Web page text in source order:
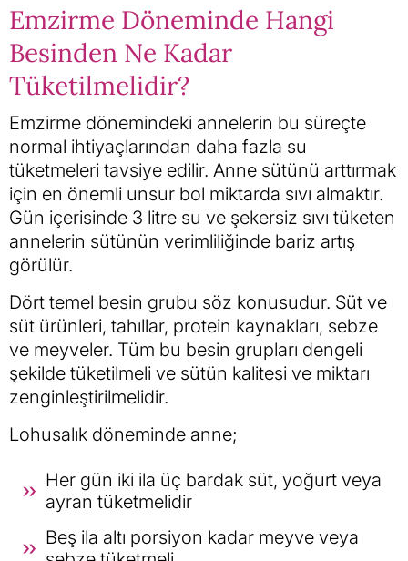
Emzirme Döneminde Hangi
Besinden Ne Kadar
Tüketilmelidir?
Emzirme dönemindeki annelerin bu süreçte
normal ihtiyaçlarından daha fazla su
tüketmeleri tavsiye edilir. Anne sütünü arttırmak
için en önemli unsur bol miktarda sıvı almaktır.
Gün içerisinde 3 litre su ve şekersiz sıvı tüketen
annelerin sütünün verimliliğinde bariz artış
görülür.
Dört temel besin grubu söz konusudur. Süt ve
süt ürünleri, tahıllar, protein kaynakları, sebze
ve meyveler. Tüm bu besin grupları dengeli
şekilde tüketilmeli ve sütün kalitesi ve miktarı
zenginleştirilmelidir.
Lohusalık döneminde anne;
Her gün iki ila üç bardak süt, yoğurt veya
ayran tüketmelidir
Beş ila altı porsiyon kadar meyve veya